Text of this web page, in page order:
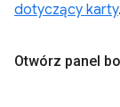
dotyczący karty.
Otwórz panel